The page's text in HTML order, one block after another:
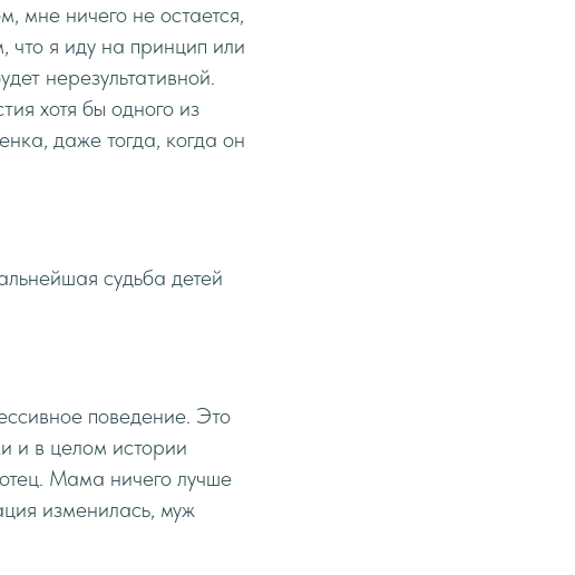
мне ничего не остается,
я иду на принцип или
нерезультативной.
хотя бы одного из
даже тогда, когда он
судьба детей
поведение. Это
и в целом истории
Мама ничего лучше
изменилась, муж